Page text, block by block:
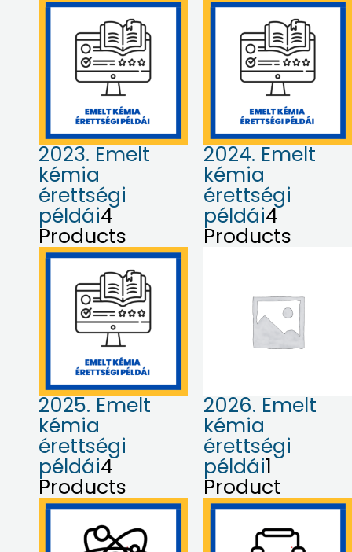
2023. Emelt
kémia
érettségi
példái4
Products
2024. Emelt
kémia
érettségi
példái4
Products
2025. Emelt
kémia
érettségi
példái4
Products
2026. Emelt
kémia
érettségi
példái1
Product